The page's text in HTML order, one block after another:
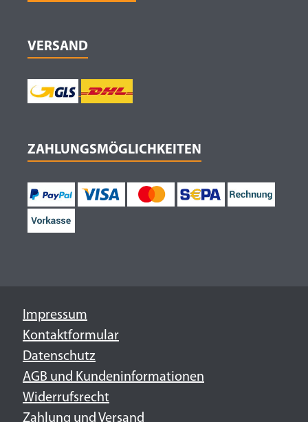
VERSAND
ZAHLUNGSMÖGLICHKEITEN
Impressum
Kontaktformular
Datenschutz
AGB und Kundeninformationen
Widerrufsrecht
Zahlung und Versand